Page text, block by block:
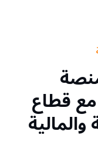
KnowledgeCity مع قطاع